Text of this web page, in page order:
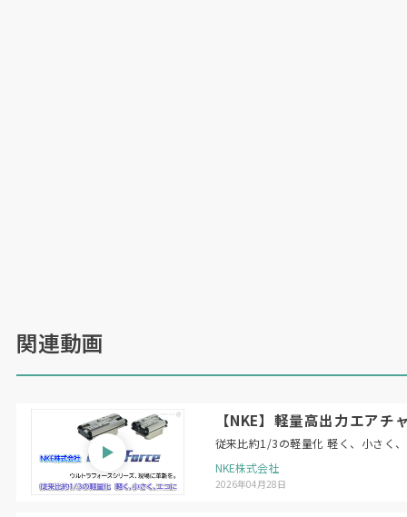
関連動画
【NKE】軽量高出力エア
従来比約1/3の軽量化 軽く、小さく
NKE株式会社
2026年04月28日